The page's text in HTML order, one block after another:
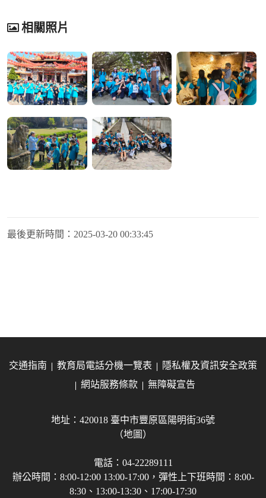
相關照片
最後更新時間： 2025-03-20 00:33:45
交通指南 教育局電話分機一覽表
隱私權及資訊安全政策
網站服務條款
無障礙宣告
地址：420018 臺中市豐原區陽明街36號
（地圖）
電話：04-22289111
辦公時間：8:00-12:00 13:00-17:00，彈性上下班時間：8:00-
8:30、13:00-13:30、17:00-17:30